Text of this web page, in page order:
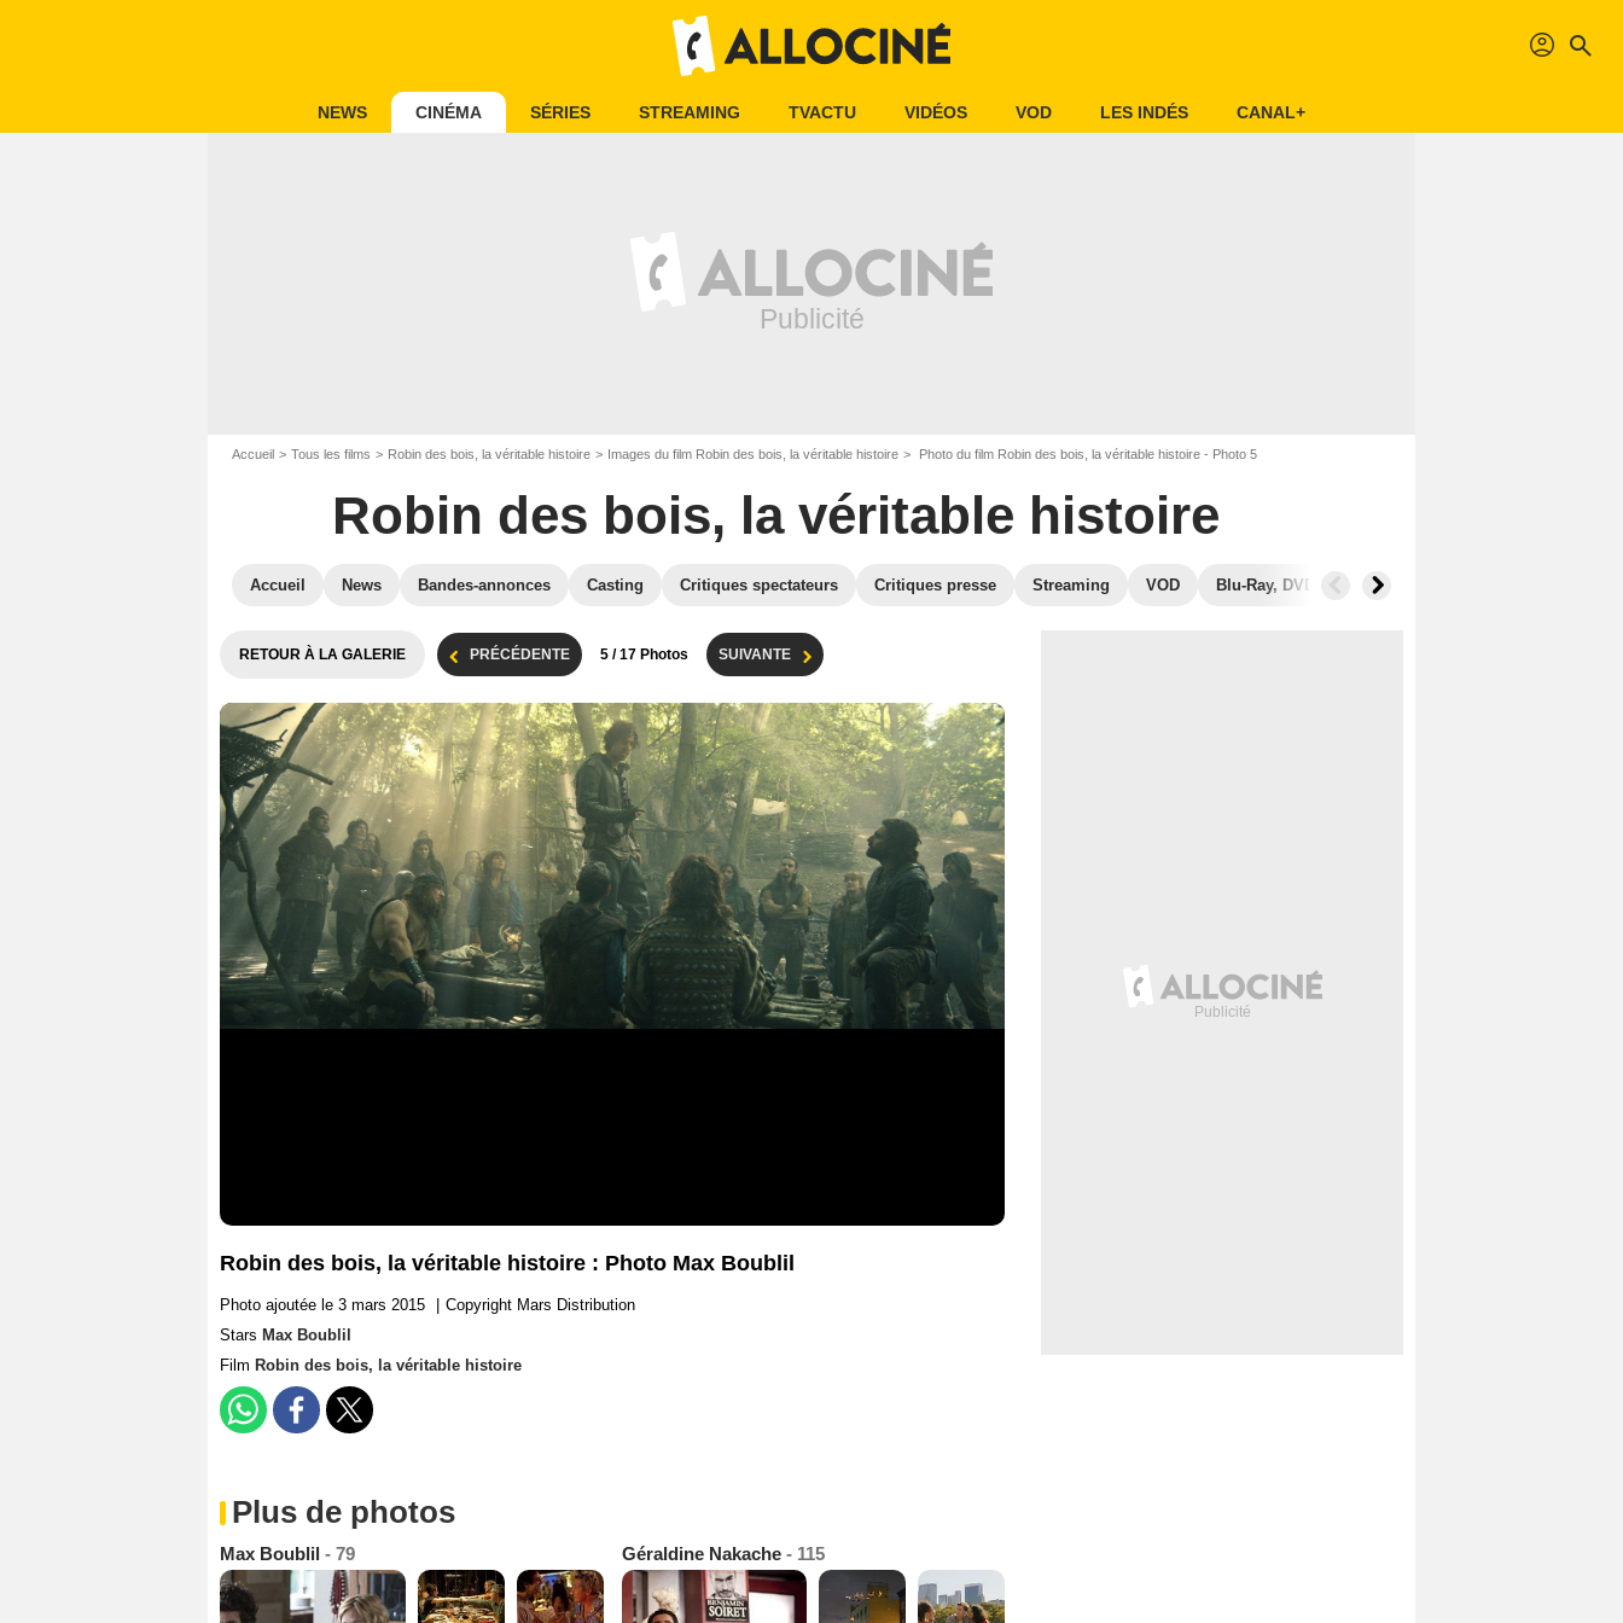
profil search
NEWS CINÉMA SÉRIES STREAMING TVACTU VIDÉOS VOD LES INDÉS CANAL+
Accueil Tous les films Robin des bois, la véritable histoire Images du film Robin des bois, la véritable histoire Photo du film Robin des bois, la véritable histoire - Photo 5
Robin des bois, la véritable histoire
Accueil News Bandes-annonces Casting Critiques spectateurs Critiques presse Streaming VOD Blu-Ray, DVD Photos
RETOUR À LA GALERIE PRÉCÉDENTE 5 / 17 Photos SUIVANTE
Robin des bois, la véritable histoire : Photo Max Boublil
Photo ajoutée le 3 mars 2015
Copyright Mars Distribution
Stars Max Boublil
Film Robin des bois, la véritable histoire
Plus de photos
Max Boublil - 79 Géraldine Nakache - 115